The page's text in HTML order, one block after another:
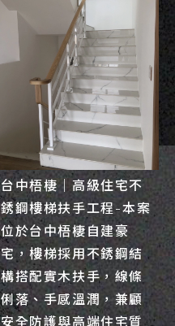
台中梧棲｜高級住宅不
銹鋼樓梯扶手工程-本案
位於台中梧棲自建豪
宅，樓梯採用不銹鋼結
構搭配實木扶手，線條
俐落、手感溫潤，兼顧
安全防護與高端住宅質